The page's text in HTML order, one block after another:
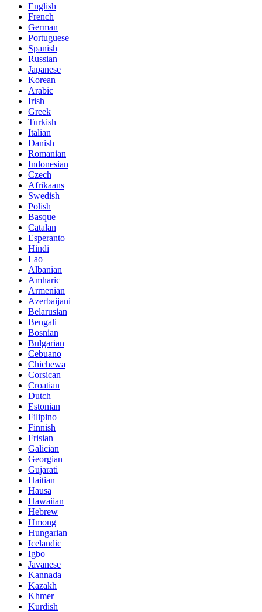
English
French
German
Portuguese
Spanish
Russian
Japanese
Korean
Arabic
Irish
Greek
Turkish
Italian
Danish
Romanian
Indonesian
Czech
Afrikaans
Swedish
Polish
Basque
Catalan
Esperanto
Hindi
Lao
Albanian
Amharic
Armenian
Azerbaijani
Belarusian
Bengali
Bosnian
Bulgarian
Cebuano
Chichewa
Corsican
Croatian
Dutch
Estonian
Filipino
Finnish
Frisian
Galician
Georgian
Gujarati
Haitian
Hausa
Hawaiian
Hebrew
Hmong
Hungarian
Icelandic
Igbo
Javanese
Kannada
Kazakh
Khmer
Kurdish